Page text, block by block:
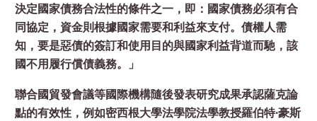
決定國家債務合法性的條件之一，即：國家債務必須有合
同協定，資金則根據國家需要和利益來支付。債權人需
知，要是惡債的簽訂和使用目的與國家利益背道而馳，該
國不用履行償債義務。」
聯合國貿發會議等國際機構隨後發表研究成果承認薩克論
點的有效性，例如密西根大學法學院法學教授羅伯特·豪斯